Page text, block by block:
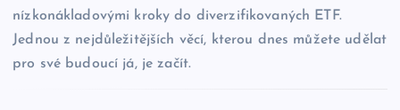
nízkonákladovými kroky do diverzifikovaných ETF.
Jednou z nejdůležitějších věcí, kterou dnes můžete udělat
pro své budoucí já, je začít.